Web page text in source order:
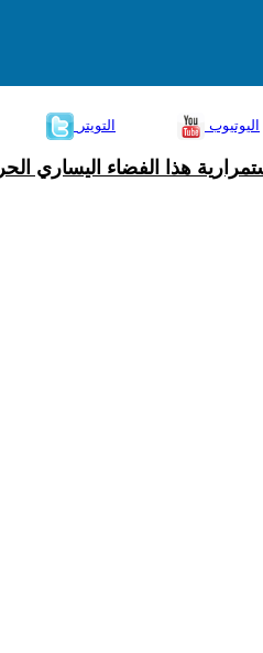
التويتر اليوتيوب
هذا الفضاء اليساري الحر